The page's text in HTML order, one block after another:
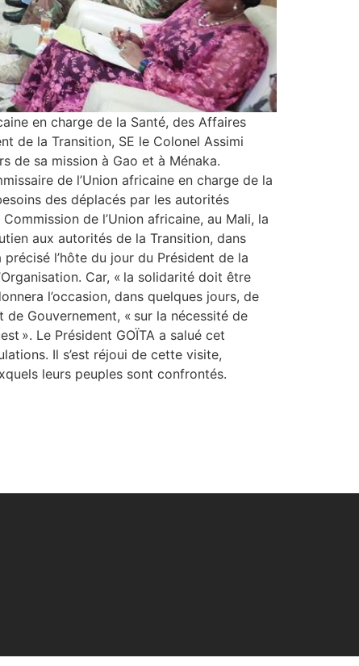
en charge de la Santé, des Affaires
de la Transition, SE le Colonel Assimi
de sa mission à Gao et à Ménaka.
de l’Union africaine en charge de la
des déplacés par les autorités
de l’Union africaine, au Mali, la
aux autorités de la Transition, dans
l’hôte du jour du Président de la
Car, « la solidarité doit être
l’occasion, dans quelques jours, de
Gouvernement, « sur la nécessité de
». Le Président GOÏTA a salué cet
Il s’est réjoui de cette visite,
leurs peuples sont confrontés.